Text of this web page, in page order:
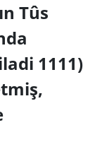
Tûs
1111)